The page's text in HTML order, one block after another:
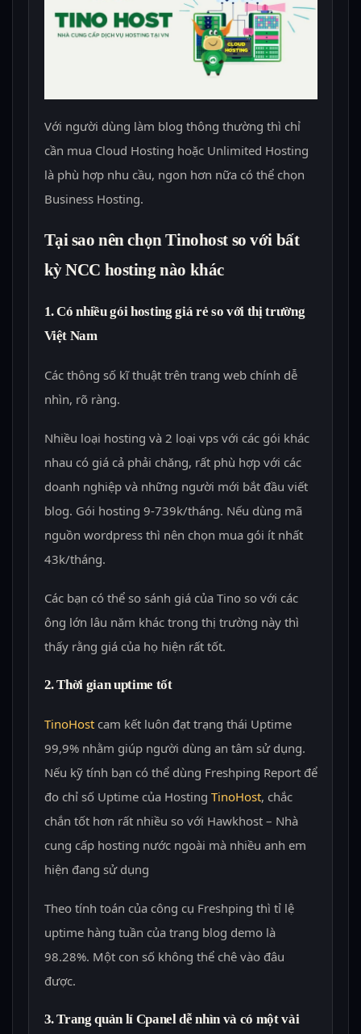
Với người dùng làm blog thông thường thì chỉ
cần mua Cloud Hosting hoặc Unlimited Hosting
là phù hợp nhu cầu, ngon hơn nữa có thể chọn
Business Hosting.
Tại sao nên chọn Tinohost so với bất
kỳ NCC hosting nào khác
1. Có nhiều gói hosting giá rẻ so với thị trường
Việt Nam
Các thông số kĩ thuật trên trang web chính dễ
nhìn, rõ ràng.
Nhiều loại hosting và 2 loại vps với các gói khác
nhau có giá cả phải chăng, rất phù hợp với các
doanh nghiệp và những người mới bắt đầu viết
blog. Gói hosting 9-739k/tháng. Nếu dùng mã
nguồn wordpress thì nên chọn mua gói ít nhất
43k/tháng.
Các bạn có thể so sánh giá của Tino so với các
ông lớn lâu năm khác trong thị trường này thì
thấy rằng giá của họ hiện rất tốt.
2. Thời gian uptime tốt
TinoHostcam kết luôn đạt trạng thái Uptime
99,9% nhằm giúp người dùng an tâm sử dụng.
Nếu kỹ tính bạn có thể dùng Freshping Report để
đo chỉ số Uptime của Hosting TinoHost, chắc
chắn tốt hơn rất nhiều so với Hawkhost – Nhà
cung cấp hosting nước ngoài mà nhiều anh em
hiện đang sử dụng
Theo tính toán của công cụ Freshping thì tỉ lệ
uptime hàng tuần của trang blog demo là
98.28%. Một con số không thể chê vào đâu
được.
3. Trang quản lí Cpanel dễ nhìn và có một vài